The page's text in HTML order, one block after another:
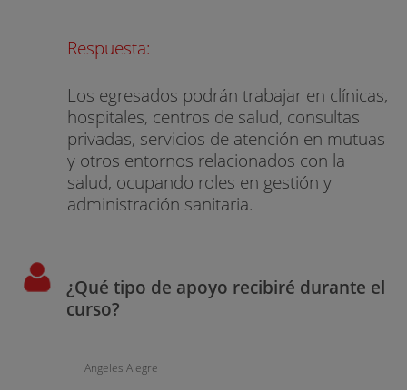
Respuesta:
Los egresados podrán trabajar en clínicas,
hospitales, centros de salud, consultas
privadas, servicios de atención en mutuas
y otros entornos relacionados con la
salud, ocupando roles en gestión y
administración sanitaria.
¿Qué tipo de apoyo recibiré durante el
curso?
Angeles Alegre